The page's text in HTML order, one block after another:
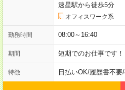
速星駅から徒歩5分
オフィスワーク系
勤務時間 08:00～16:40
期間 短期でのお仕事です！
特徴 日払いOK/履歴書不要/